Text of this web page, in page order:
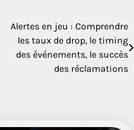
Alertes en jeu : Comprendre
les taux de drop, le timing
des événements, le succès
des réclamations